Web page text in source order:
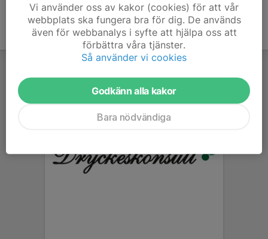
Vi använder oss av kakor (cookies) för att vår
webbplats ska fungera bra för dig. De används
även för webbanalys i syfte att hjälpa oss att
förbättra våra tjänster.
Så använder vi cookies
Godkänn alla kakor
Bara nödvändiga